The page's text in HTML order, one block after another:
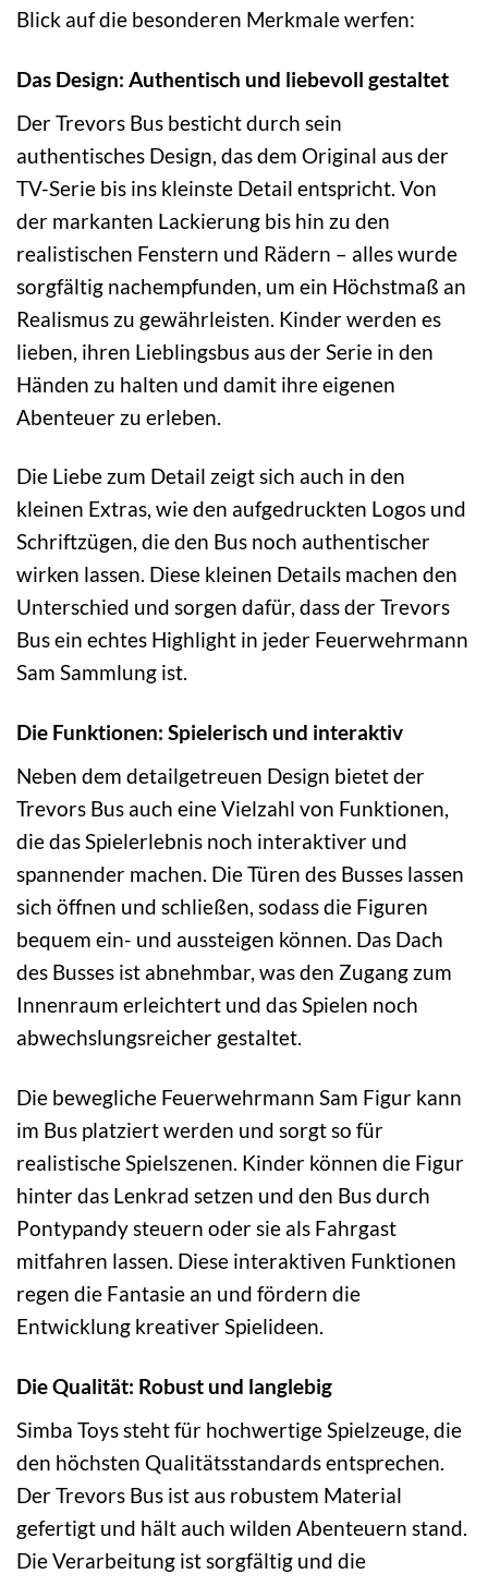
Blick auf die besonderen Merkmale werfen:
Das Design: Authentisch und liebevoll gestaltet
Der Trevors Bus besticht durch sein
authentisches Design, das dem Original aus der
TV-Serie bis ins kleinste Detail entspricht. Von
der markanten Lackierung bis hin zu den
realistischen Fenstern und Rädern – alles wurde
sorgfältig nachempfunden, um ein Höchstmaß an
Realismus zu gewährleisten. Kinder werden es
lieben, ihren Lieblingsbus aus der Serie in den
Händen zu halten und damit ihre eigenen
Abenteuer zu erleben.
Die Liebe zum Detail zeigt sich auch in den
kleinen Extras, wie den aufgedruckten Logos und
Schriftzügen, die den Bus noch authentischer
wirken lassen. Diese kleinen Details machen den
Unterschied und sorgen dafür, dass der Trevors
Bus ein echtes Highlight in jeder Feuerwehrmann
Sam Sammlung ist.
Die Funktionen: Spielerisch und interaktiv
Neben dem detailgetreuen Design bietet der
Trevors Bus auch eine Vielzahl von Funktionen,
die das Spielerlebnis noch interaktiver und
spannender machen. Die Türen des Busses lassen
sich öffnen und schließen, sodass die Figuren
bequem ein- und aussteigen können. Das Dach
des Busses ist abnehmbar, was den Zugang zum
Innenraum erleichtert und das Spielen noch
abwechslungsreicher gestaltet.
Die bewegliche Feuerwehrmann Sam Figur kann
im Bus platziert werden und sorgt so für
realistische Spielszenen. Kinder können die Figur
hinter das Lenkrad setzen und den Bus durch
Pontypandy steuern oder sie als Fahrgast
mitfahren lassen. Diese interaktiven Funktionen
regen die Fantasie an und fördern die
Entwicklung kreativer Spielideen.
Die Qualität: Robust und langlebig
Simba Toys steht für hochwertige Spielzeuge, die
den höchsten Qualitätsstandards entsprechen.
Der Trevors Bus ist aus robustem Material
gefertigt und hält auch wilden Abenteuern stand.
Die Verarbeitung ist sorgfältig und die